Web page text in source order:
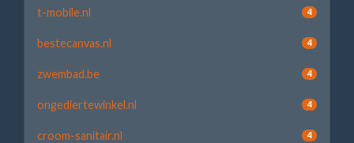
t-mobile.nl 4
bestecanvas.nl 4
zwembad.be 4
ongediertewinkel.nl 4
croom-sanitair.nl 4